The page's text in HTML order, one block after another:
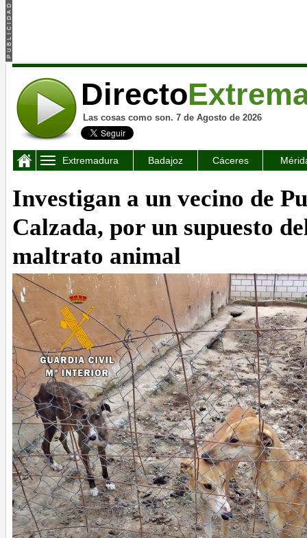
Directo
Las cosas como son. 7 de Agosto de 2026
Extremadura Badajoz Cáceres
Investigan a un vecino de
Calzada, por un supuesto
maltrato animal